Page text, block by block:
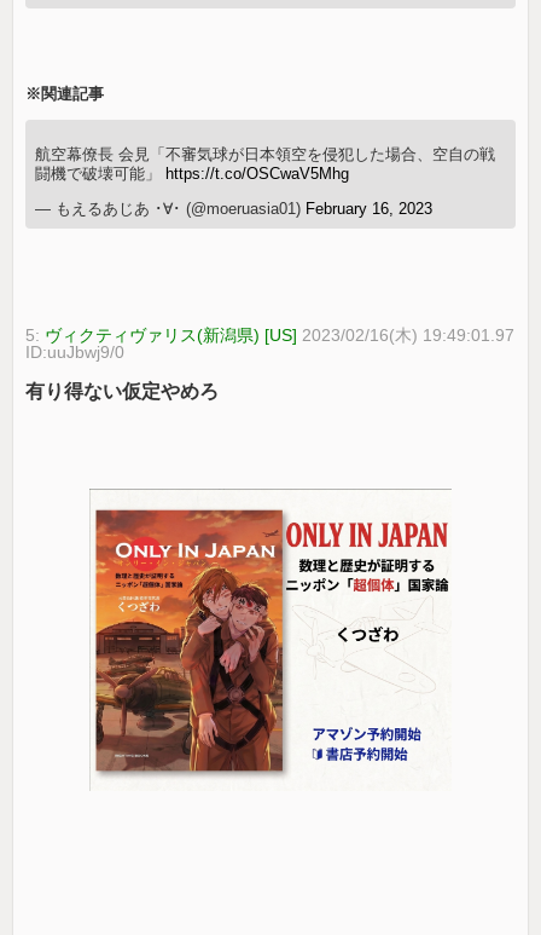
※関連記事
航空幕僚長 会見「不審気球が日本領空を侵犯した場合、空自の戦
闘機で破壊可能」
https://t.co/OSCwaV5Mhg
— もえるあじあ ･∀･ (@moeruasia01) February 16, 2023
5: ヴィクティヴァリス(新潟県) [US] 2023/02/16(木) 19:49:01.97
ID:uuJbwj9/0
有り得ない仮定やめろ